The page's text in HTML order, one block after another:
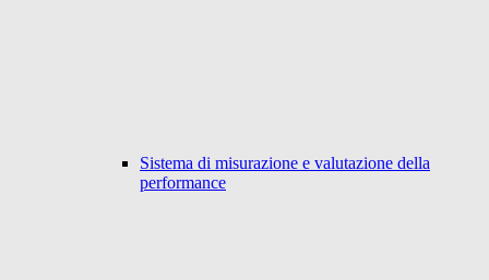
Sistema di misurazione e valutazione della
performance